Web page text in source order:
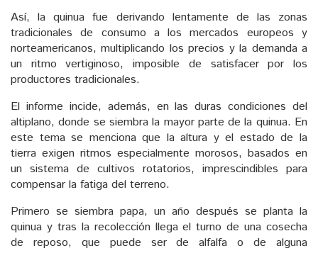
Así, la quinua fue derivando lentamente de las zonas
tradicionales de consumo a los mercados europeos y
norteamericanos, multiplicando los precios y la demanda a
un ritmo vertiginoso, imposible de satisfacer por los
productores tradicionales.
El informe incide, además, en las duras condiciones del
altiplano, donde se siembra la mayor parte de la quinua. En
este tema se menciona que la altura y el estado de la
tierra exigen ritmos especialmente morosos, basados en
un sistema de cultivos rotatorios, imprescindibles para
compensar la fatiga del terreno.
Primero se siembra papa, un año después se planta la
quinua y tras la recolección llega el turno de una cosecha
de reposo, que puede ser de alfalfa o de alguna